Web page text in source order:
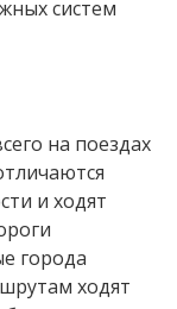
систем
на поездах
и ходят
города
ходят